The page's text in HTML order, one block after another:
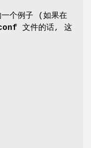
一个例子 (如果在
文件的话, 这